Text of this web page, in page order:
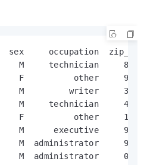
sex     occupation
M     technician
F          other
M         writer
M     technician
F          other
M      executive
M  administrator
M  administrator